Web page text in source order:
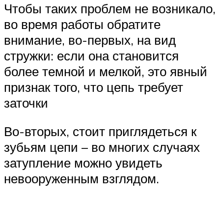
Чтобы таких проблем не возникало,
во время работы обратите
внимание, во-первых, на вид
стружки: если она становится
более темной и мелкой, это явный
признак того, что цепь требует
заточки
Во-вторых, стоит приглядеться к
зубьям цепи – во многих случаях
затупление можно увидеть
невооруженным взглядом.